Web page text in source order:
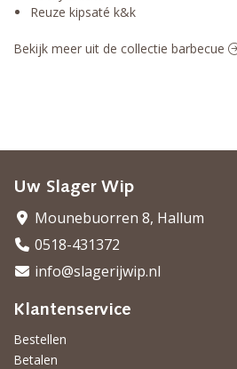
Reuze kipsaté k&k
Bekijk meer uit de collectie barbecue
Uw Slager Wip
Mounebuorren 8, Hallum
0518-431372
info@slagerijwip.nl
Klantenservice
Bestellen
Betalen